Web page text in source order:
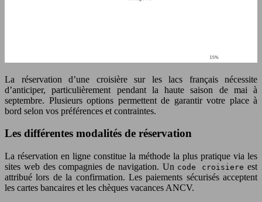
La réservation d’une croisière sur les lacs français nécessite
d’anticiper, particulièrement pendant la haute saison de mai à
septembre. Plusieurs options permettent de garantir votre place à
bord selon vos préférences et contraintes.
Les différentes modalités de réservation
La réservation en ligne constitue la méthode la plus pratique via les
sites web des compagnies de navigation. Un code croisiere est
attribué lors de la confirmation. Les paiements sécurisés acceptent
les cartes bancaires et les chèques vacances ANCV.